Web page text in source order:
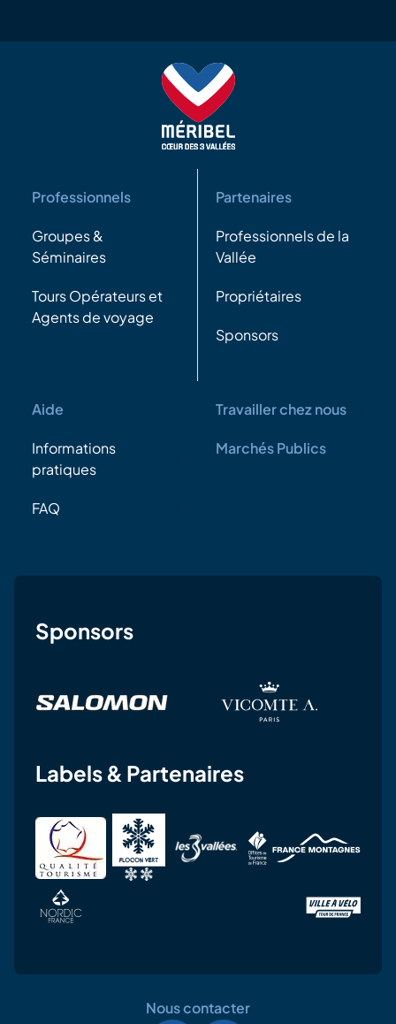
Professionnels
Groupes &
Séminaires
Tours Opérateurs et
Agents de voyage
Partenaires
Professionnels de la
Vallée
Propriétaires
Sponsors
Aide
Informations
pratiques
FAQ
Travailler chez nous
Marchés Publics
Sponsors
Labels & Partenaires
Nous contacter